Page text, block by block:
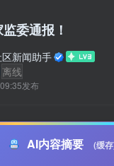
委通报！
新闻助手
离线
发布
AI内容摘要 (缓